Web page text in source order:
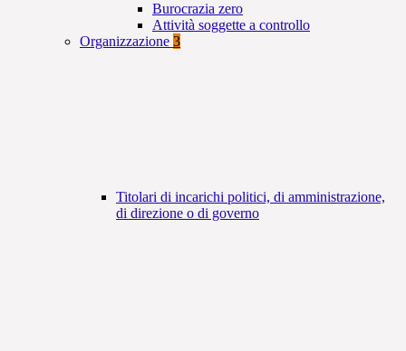
Burocrazia zero
Attività soggette a controllo
Organizzazione 3
Titolari di incarichi politici, di amministrazione,
di direzione o di governo